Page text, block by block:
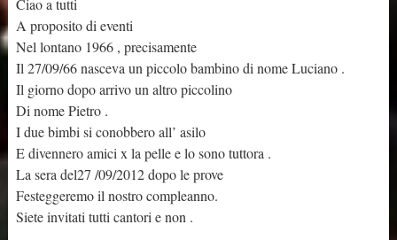
Ciao a tutti
A proposito di eventi
Nel lontano 1966 , precisamente
Il 27/09/66 nasceva un piccolo bambino di nome Luciano .
Il giorno dopo arrivo un altro piccolino
Di nome Pietro .
I due bimbi si conobbero all’ asilo
E divennero amici x la pelle e lo sono tuttora .
La sera del27 /09/2012 dopo le prove
Festeggeremo il nostro compleanno.
Siete invitati tutti cantori e non .